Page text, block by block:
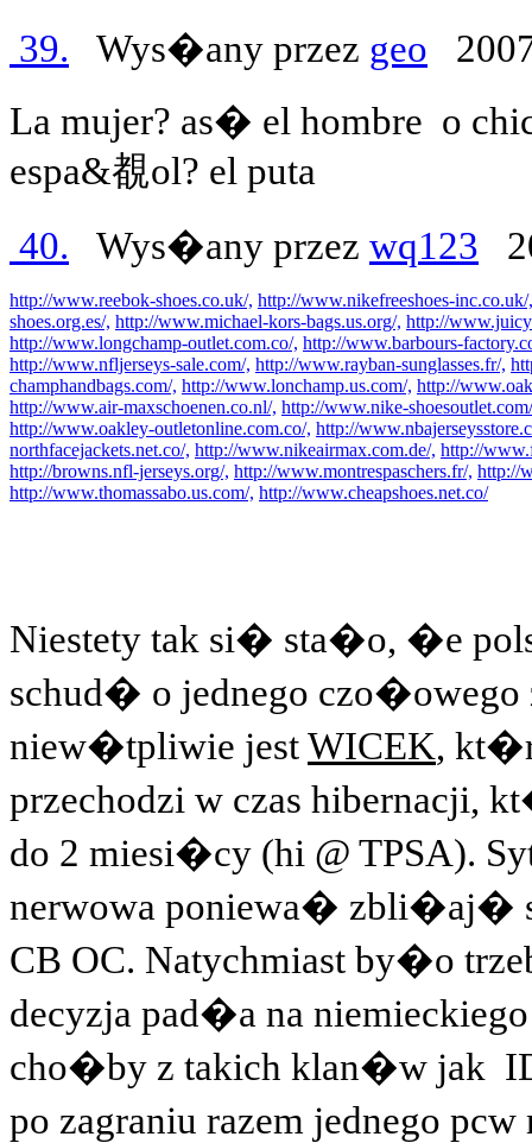
39. Wys�any przez geo
La mujer? as� el hombre o
espa&覩ol? el puta
40. Wys�any przez wq123
http://www.reebok-shoes.co.uk/, http://www.nikefreeshoes-inc.co.uk/,
shoes.org.es/, http://www.michael-kors-bags.us.org/, http://
http://www.longchamp-outlet.com.co/, http://www.barbours-
http://www.nfljerseys-sale.com/, http://www.rayban-sunglasses.fr/,
champhandbags.com/, http://www.lonchamp.us.com/, http://
http://www.air-maxschoenen.co.nl/, http://www.nike-
http://www.oakley-outletonline.com.co/, http://
northfacejackets.net.co/, http://www.nikeairmax.com.de/, http://
http://browns.nfl-jerseys.org/, http://www.montrespaschers.fr/, http://
http://www.thomassabo.us.com/, http://www.cheapshoes.net.co/
Niestety tak si� sta�o, �e
schud� o jednego czo�owego
niew�tpliwie jestWICEK,
przechodzi w czas hibernacji,
do 2 miesi�cy (hi @ TPSA).
nerwowa poniewa� zbli�aj�
CB OC. Natychmiast by�o
decyzja pad�a na
cho�by z takich klan�w jak
po zagraniu razem jednego